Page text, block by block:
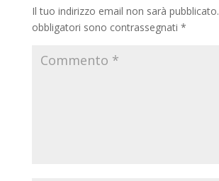
Il tuo indirizzo email non sarà pubblicato.
obbligatori sono contrassegnati *